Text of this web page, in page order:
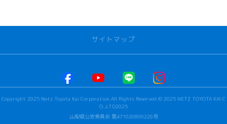
サイトマップ
河口湖店
Copyright 2025 Netz Toyota Kai Corporation.All Rights Reserved.© 2025 NETZ TOYOTA KAI C
O.,LTD2025
山梨県公安委員会 第471020800226号